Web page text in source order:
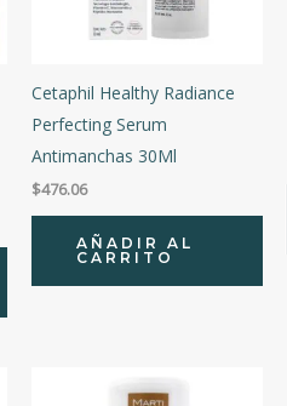
Cetaphil Healthy Radiance
Perfecting Serum
Antimanchas 30Ml
$476.06
AÑADIR AL
CARRITO